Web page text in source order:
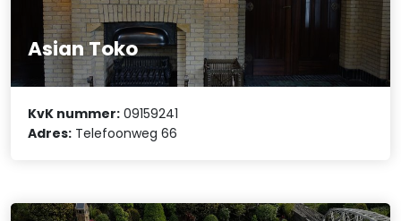
Asian Toko
KvK nummer: 09159241
Adres: Telefoonweg 66